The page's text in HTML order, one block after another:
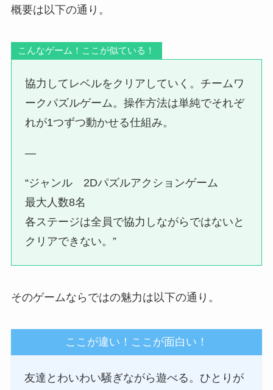
概要は以下の通り。
こんなゲーム！ここが似ている！
協力してレベルをクリアしていく。チームワ
ークパズルゲーム。操作方法は単純でそれぞ
れが1つずつ動かせる仕組み。
—
“ジャンル 2Dパズルアクションゲーム
最大人数8名
各ステージは全員で協力しながらではないと
クリアできない。”
そのゲームならではの魅力は以下の通り。
ここが違い！ここが面白い！
友達とわいわい騒ぎながら遊べる。ひとりが